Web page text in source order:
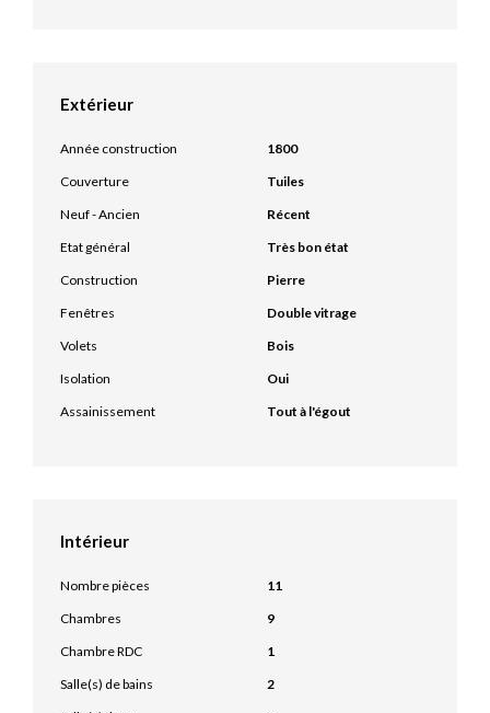
Extérieur
Année construction
1800
Couverture
Tuiles
Neuf - Ancien
Récent
Etat général
Très bon état
Construction
Pierre
Fenêtres
Double vitrage
Volets
Bois
Isolation
Oui
Assainissement
Tout à l'égout
Intérieur
Nombre pièces
11
Chambres
9
Chambre RDC
1
Salle(s) de bains
2